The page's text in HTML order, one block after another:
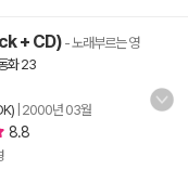
+ CD)- 노래부르는 영
화 23
2000년 03월
8.8